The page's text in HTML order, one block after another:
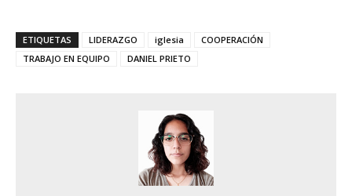
ETIQUETAS LIDERAZGO iglesia
COOPERACIÓN
TRABAJO EN EQUIPO
DANIEL PRIETO